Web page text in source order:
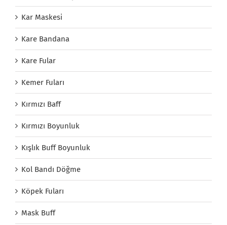
Kar Maskesi
Kare Bandana
Kare Fular
Kemer Fuları
Kırmızı Baff
Kırmızı Boyunluk
Kışlık Buff Boyunluk
Kol Bandı Döğme
Köpek Fuları
Mask Buff